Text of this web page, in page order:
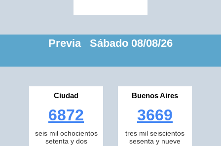
Previa Sábado 08/08/26
Ciudad
6872
seis mil ochocientos
setenta y dos
Buenos Aires
3669
tres mil seiscientos
sesenta y nueve